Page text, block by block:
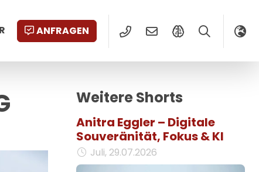
ANFRAGEN
Weitere Shorts
Anitra Eggler – Digitale
Souveränität, Fokus & KI
Juli, 29.07.2026